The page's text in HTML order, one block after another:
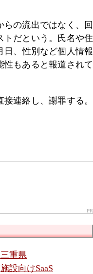
の流出ではなく、回
トだという。氏名や住
、性別など個人情報
もあると報道されて
連絡し、謝罪する。
PR
重県
設向けSaaS